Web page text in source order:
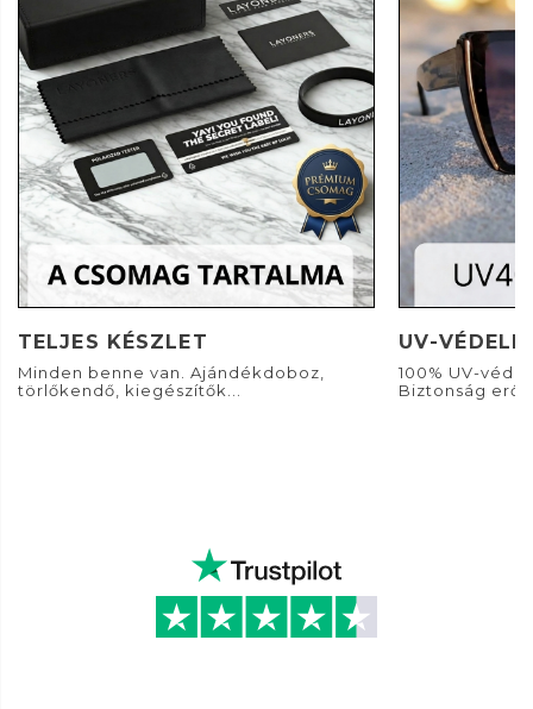
TELJES KÉSZLET
Minden benne van. Ajándékdoboz,
törlőkendő, kiegészítők...
UV-
100% UV-
Biztonság